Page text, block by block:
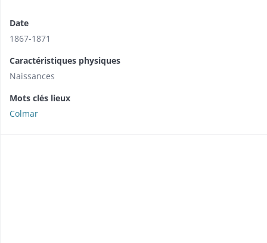
Date
1867-1871
Caractéristiques physiques
Naissances
Mots clés lieux
Colmar